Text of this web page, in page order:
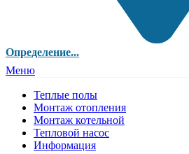
Определение...
Меню
Теплые полы
Монтаж отопления
Монтаж котельной
Тепловой насос
Информация